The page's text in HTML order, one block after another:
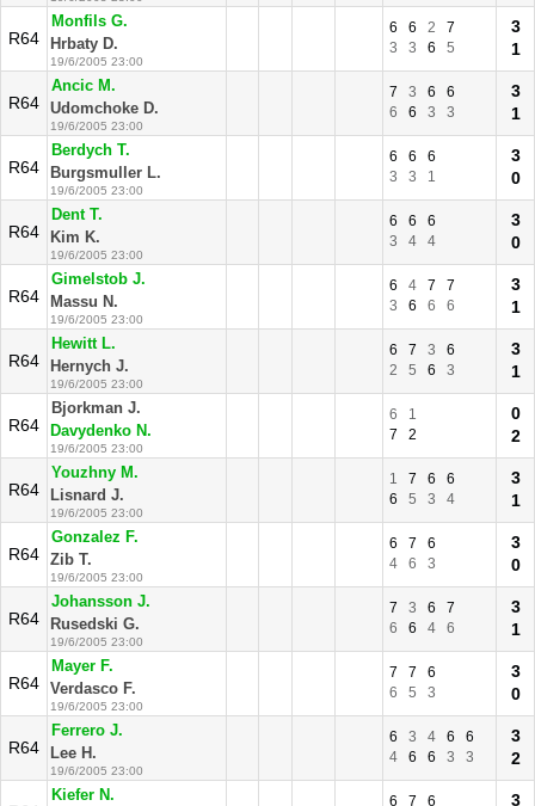
R64
Monfils G.
Hrbaty D.
19/6/2005 23:00
6 6 2
7
3
3 6 5
3
1
R64
Ancic M.
Udomchoke D.
19/6/2005 23:00
7 3 6
6
6
6 3 3
3
1
R64
Berdych T.
Burgsmuller L.
19/6/2005 23:00
6 6
6
3
3 1
3
0
R64
Dent T.
Kim K.
19/6/2005 23:00
6 6
6
3
4 4
3
0
R64
Gimelstob J.
Massu N.
19/6/2005 23:00
6 4 7
7
3
6 6 6
3
1
R64
Hewitt L.
Hernych J.
19/6/2005 23:00
6 7 3
6
2
5 6 3
3
1
R64
Bjorkman J.
Davydenko N.
19/6/2005 23:00
6
1
7
2
0
2
R64
Youzhny M.
Lisnard J.
19/6/2005 23:00
1 7 6
6
6
5 3 4
3
1
R64
Gonzalez F.
Zib T.
19/6/2005 23:00
6 7
6
4
6 3
3
0
R64
Johansson J.
Rusedski G.
19/6/2005 23:00
7 3 6
7
6
6 4 6
3
1
R64
Mayer F.
Verdasco F.
19/6/2005 23:00
7 7
6
6
5 3
3
0
R64
Ferrero J.
Lee H.
19/6/2005 23:00
6 3 4 6
6
4
6 6 3 3
3
2
Kiefer N.
6 7
6
3